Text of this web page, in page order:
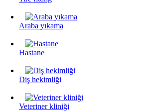
Araba yıkama
Hastane
Diş hekimliği
Veteriner kliniği